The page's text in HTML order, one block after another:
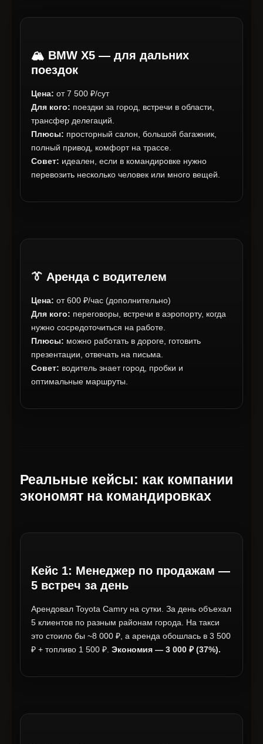
🏔️ BMW X5 — для дальних
поездок
Цена: от 7 500 ₽/сут
Для кого: поездки за город, встречи в области,
трансфер делегаций.
Плюсы: просторный салон, большой багажник,
полный привод, комфорт на трассе.
Совет: идеален, если в командировке нужно
перевозить несколько человек или много вещей.
👔 Аренда с водителем
Цена: от 600 ₽/час (дополнительно)
Для кого: переговоры, встречи в аэропорту, когда
нужно сосредоточиться на работе.
Плюсы: можно работать в дороге, готовить
презентации, отвечать на письма.
Совет: водитель знает город, пробки и
оптимальные маршруты.
Реальные кейсы: как компании
экономят на командировках
Кейс 1: Менеджер по продажам —
5 встреч за день
Арендовал Toyota Camry на сутки. За день объехал
5 клиентов по разным районам города. На такси
это стоило бы ~8 000 ₽, а аренда обошлась в 3 500
₽ + топливо 1 500 ₽. Экономия — 3 000 ₽ (37%).